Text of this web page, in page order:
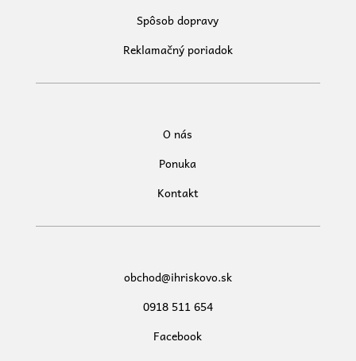
Spôsob dopravy
Reklamačný poriadok
O nás
Ponuka
Kontakt
obchod@ihriskovo.sk
0918 511 654
Facebook